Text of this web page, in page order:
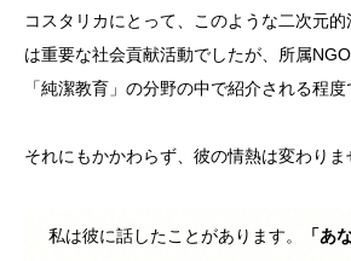
コスタリカにとって、このような二次元
は重要な社会貢献活動でしたが、所属
「純潔教育」の分野の中で紹介される程度
それにもかかわらず、彼の情熱は変わりま
私は彼に話したことがあります。
「あ